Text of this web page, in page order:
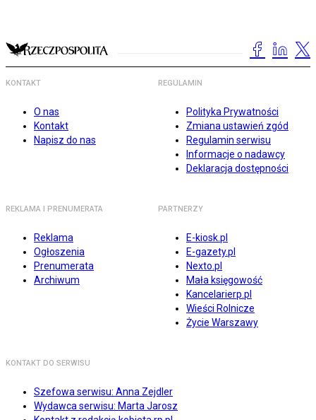
KONTAKT
O nas
Kontakt
Napisz do nas
REGULAMIN
Polityka Prywatności
Zmiana ustawień zgód
Regulamin serwisu
Informacje o nadawcy
Deklaracja dostępności
REKLAMA I PRENUMERATA
Reklama
Ogłoszenia
Prenumerata
Archiwum
PARTNERZY
E-kiosk.pl
E-gazety.pl
Nexto.pl
Mała księgowość
Kancelarierp.pl
Wieści Rolnicze
Życie Warszawy
KONTAKT DO SERWISU
Szefowa serwisu: Anna Zejdler
Wydawca serwisu: Marta Jarosz